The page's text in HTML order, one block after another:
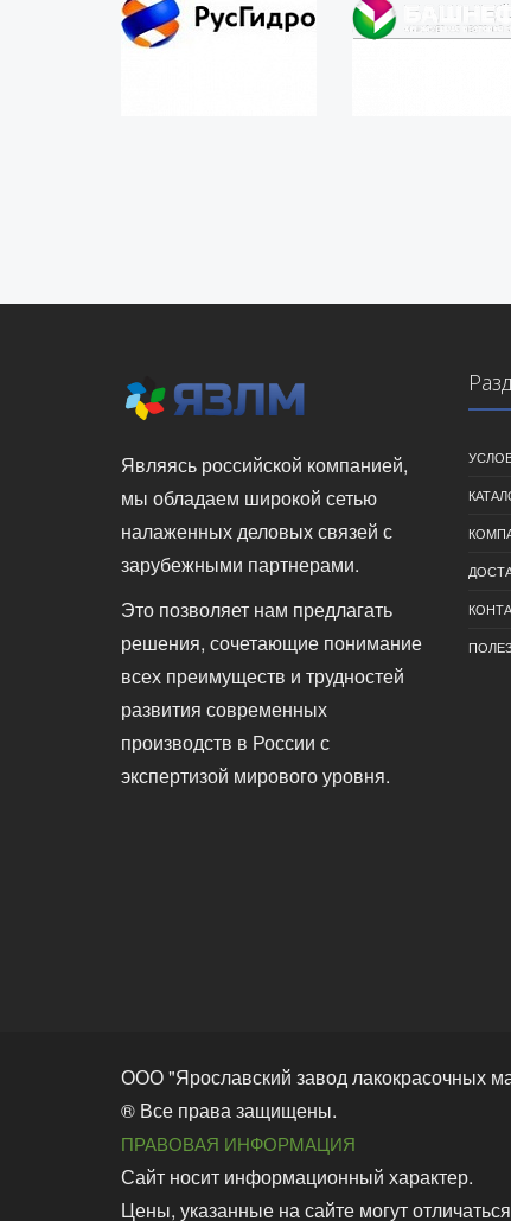
Являясь российской компанией,
мы обладаем широкой сетью
налаженных деловых связей с
зарубежными партнерами.
Это позволяет нам предлагать
решения, сочетающие понимание
всех преимуществ и трудностей
развития современных
производств в России с
экспертизой мирового уровня.
ООО "Ярославский завод лакокрасочных
® Все права защищены.
ПРАВОВАЯ ИНФОРМАЦИЯ
Сайт носит информационный характер.
Цены, указанные на сайте могут